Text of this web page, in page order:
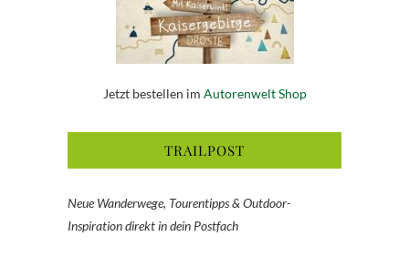
Jetzt bestellen im Autorenwelt Shop
TRAILPOST
Neue Wanderwege, Tourentipps & Outdoor-
Inspiration direkt in dein Postfach